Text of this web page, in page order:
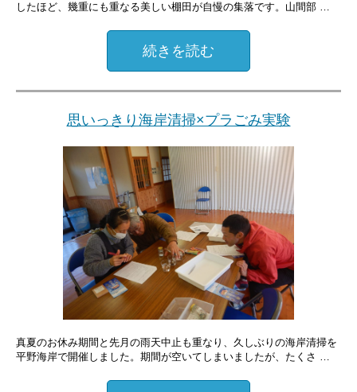
したほど、幾重にも重なる美しい棚田が自慢の集落です。山間部 …
続きを読む
思いっきり海岸清掃×プラごみ実験
真夏のお休み期間と先月の雨天中止も重なり、久しぶりの海岸清掃を
平野海岸で開催しました。期間が空いてしまいましたが、たくさ …